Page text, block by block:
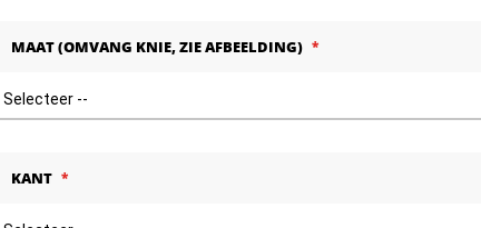
MAAT (OMVANG KNIE, ZIE AFBEELDING)
KANT